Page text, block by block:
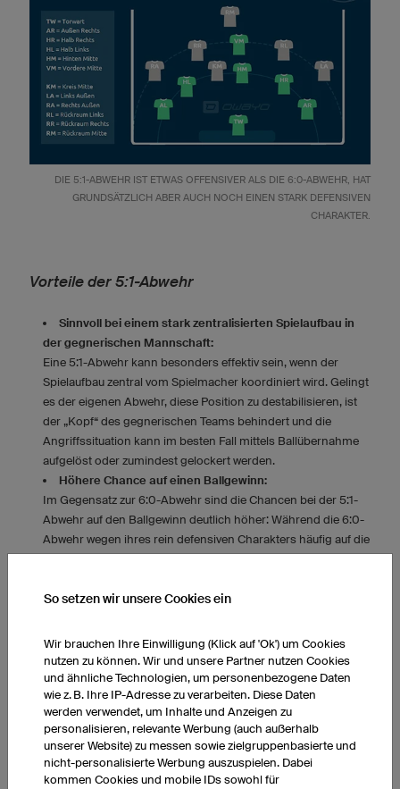
DIE 5:1-ABWEHR IST ETWAS OFFENSIVER ALS DIE 6:0-ABWEHR, HAT
GRUNDSÄTZLICH ABER AUCH NOCH EINEN STARK DEFENSIVEN
CHARAKTER.
Vorteile der 5:1-Abwehr
Sinnvoll bei einem stark zentralisierten Spielaufbau in
der gegnerischen Mannschaft:
Eine 5:1-Abwehr kann besonders effektiv sein, wenn der
Spielaufbau zentral vom Spielmacher koordiniert wird. Gelingt
es der eigenen Abwehr, diese Position zu destabilisieren, ist
der „Kopf“ des gegnerischen Teams behindert und die
Angriffssituation kann im besten Fall mittels Ballübernahme
aufgelöst oder zumindest gelockert werden.
Höhere Chance auf einen Ballgewinn:
Im Gegensatz zur 6:0-Abwehr sind die Chancen bei der 5:1-
Abwehr auf den Ballgewinn deutlich höher: Während die 6:0-
Abwehr wegen ihres rein defensiven Charakters häufig auf die
reine Verhinderung von Torchancen hinarbeitet, kann die 5:1-
und Kreisläufer stören und so ein effektives Gegenstoßspiel
Nachteile der 5:1-Abwehr
Geringere Deckung in der Nahwurfzone:
Weil ein Spieler (VM) aus dem kompakten Abwehrverbund der
6-Meter-Linie heraustreten muss, um den gegnerischen
Spielaufbau zu stören, besteht durch weitere Freiräume
erhöhtes Risiko für Lücken in der Nahwurfzone. Kommt es
So setzen wir unsere Cookies ein
Wir brauchen Ihre Einwilligung (Klick auf 'Ok') um Cookies
nutzen zu können. Wir und unsere Partner nutzen Cookies
und ähnliche Technologien, um personenbezogene Daten
wie z. B. Ihre IP-Adresse zu verarbeiten. Diese Daten
werden verwendet, um Inhalte und Anzeigen zu
personalisieren, relevante Werbung (auch außerhalb
unserer Website) zu messen sowie zielgruppenbasierte und
nicht-personalisierte Werbung auszuspielen. Dabei
kommen Cookies und mobile IDs sowohl für